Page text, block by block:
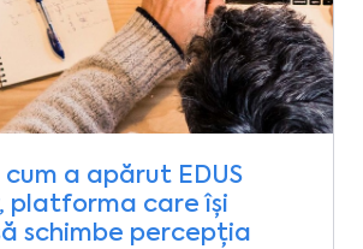
cum a apărut EDUS
platforma care își
schimbe percepția